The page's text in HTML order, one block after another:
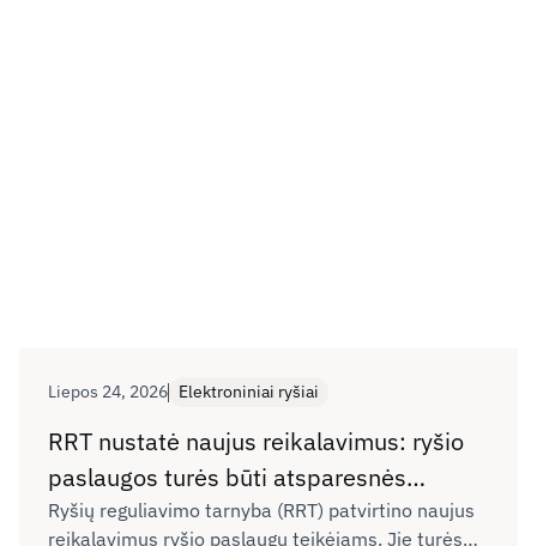
Liepos 24, 2026 Elektroniniai ryšiai
RRT nustatė naujus reikalavimus: ryšio
paslaugos turės būti atsparesnės
sutrikimams
Ryšių reguliavimo tarnyba (RRT) patvirtino naujus
reikalavimus ryšio paslaugų teikėjams. Jie turės